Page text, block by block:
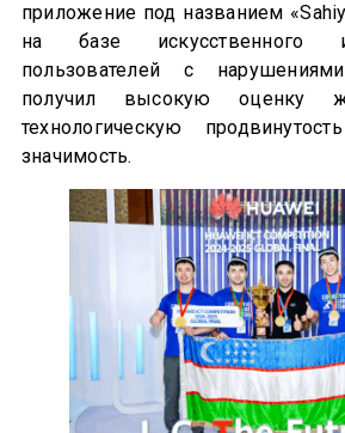
приложение под названием
на базе искусственного
пользователей с
получил высокую
технологическую
значимость.